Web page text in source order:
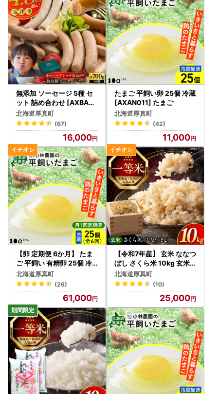
ご自身で申請書をダウンロードしていただき、提出いただい
ても問題ございません。下記URLをご利用ください。
https://www.soumu.go.jp/main_content/000397109.pdf
※申請書提出の際は個人番号を確認する書類と顔写真付きの
身分証明書の添付が必要となります。
●申請書送付先住所●
〒061-1394
北海道恵庭市京町56-1恵庭ビル503
中央コンピューターサービス株式会社
恵庭ビジネスデザインセンター内
ふるさと納税BPO担当(厚真町)宛
【書類の発送について】
入金確認後、2週間程度で送付いたします。
【ヤマト運輸・転送サービスの有料化について】
令和5年6月1日発送分以降、ヤマト運輸より転送サービスの
有料化が発表されております。転送の際は、ご注意くださ
い。
お届け先が変更となる場合は、事前に問い合わせ窓口へご連
絡をお願いいたします。
無添加 ソーセージ 5種 セ
ット 詰め合わせ [AXBA0
02]
北海道厚真町
(67)
16,000
たまご 平飼い卵 25個 冷蔵
[AXAN011] たまご
北海道厚真町
(42)
11,000
【卵 定期便 6か月】 たま
ご 平飼い 有精卵 25個 冷
蔵 [AXAN005]
北海道厚真町
(26)
61,000
【令和7年産】 玄米 ななつ
ぼし さくら米 10kg 玄米 [
AXAB035]
北海道厚真町
(10)
25,000